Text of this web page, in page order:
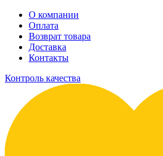
О компании
Оплата
Возврат товара
Доставка
Контакты
Контроль качества